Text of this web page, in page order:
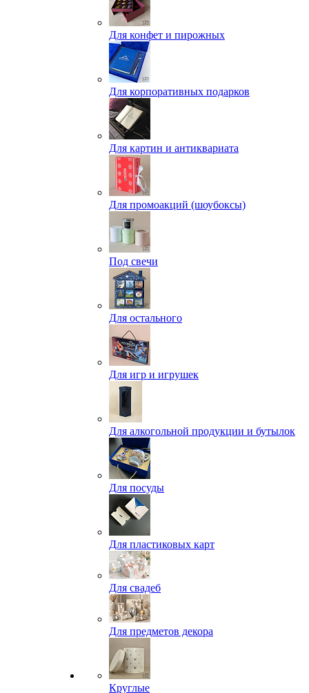
Для конфет и пирожных
Для корпоративных подарков
Для картин и антиквариата
Для промоакций (шоубоксы)
Под свечи
Для остального
Для игр и игрушек
Для алкогольной продукции и бутылок
Для посуды
Для пластиковых карт
Для свадеб
Для предметов декора
Круглые